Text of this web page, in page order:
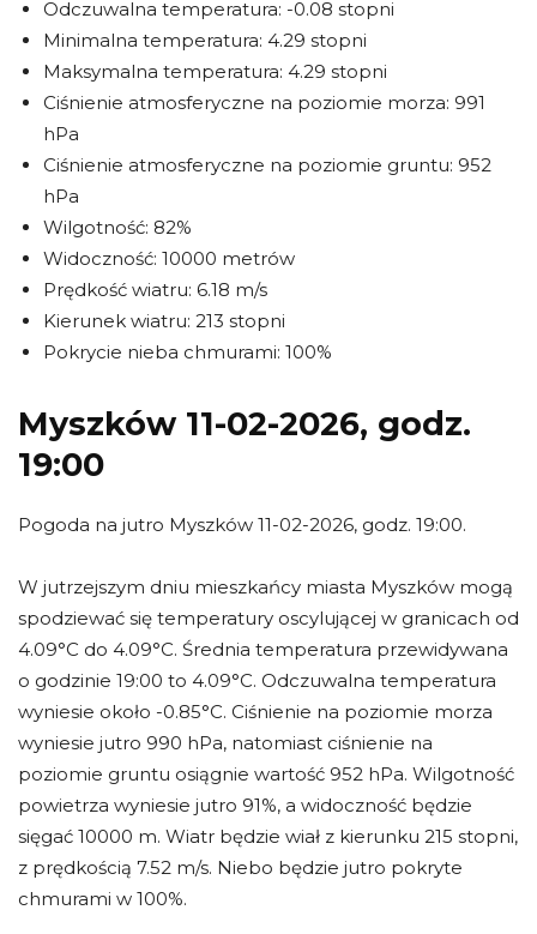
Odczuwalna temperatura: -0.08 stopni
Minimalna temperatura: 4.29 stopni
Maksymalna temperatura: 4.29 stopni
Ciśnienie atmosferyczne na poziomie morza: 991
hPa
Ciśnienie atmosferyczne na poziomie gruntu: 952
hPa
Wilgotność: 82%
Widoczność: 10000 metrów
Prędkość wiatru: 6.18 m/s
Kierunek wiatru: 213 stopni
Pokrycie nieba chmurami: 100%
Myszków 11-02-2026, godz.
19:00
Pogoda na jutro Myszków 11-02-2026, godz. 19:00.
W jutrzejszym dniu mieszkańcy miasta Myszków mogą
spodziewać się temperatury oscylującej w granicach od
4.09°C do 4.09°C. Średnia temperatura przewidywana
o godzinie 19:00 to 4.09°C. Odczuwalna temperatura
wyniesie około -0.85°C. Ciśnienie na poziomie morza
wyniesie jutro 990 hPa, natomiast ciśnienie na
poziomie gruntu osiągnie wartość 952 hPa. Wilgotność
powietrza wyniesie jutro 91%, a widoczność będzie
sięgać 10000 m. Wiatr będzie wiał z kierunku 215 stopni,
z prędkością 7.52 m/s. Niebo będzie jutro pokryte
chmurami w 100%.